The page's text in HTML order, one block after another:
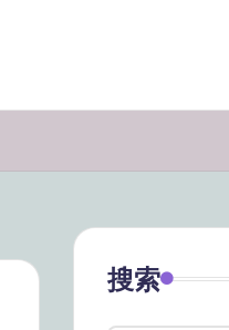
搜索